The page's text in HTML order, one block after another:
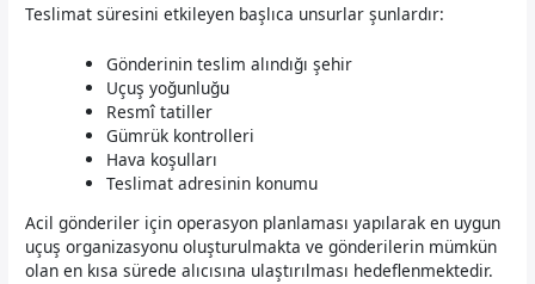
Teslimat süresini etkileyen başlıca unsurlar şunlardır:
Gönderinin teslim alındığı şehir
Uçuş yoğunluğu
Resmî tatiller
Gümrük kontrolleri
Hava koşulları
Teslimat adresinin konumu
Acil gönderiler için operasyon planlaması yapılarak en uygun
uçuş organizasyonu oluşturulmakta ve gönderilerin mümkün
olan en kısa sürede alıcısına ulaştırılması hedeflenmektedir.